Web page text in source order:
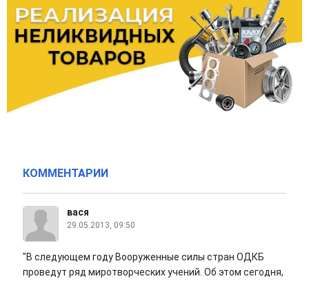
КОММЕНТАРИИ
вася
29.05.2013, 09:50
"В следующем году Вооруженные силы стран ОДКБ
проведут ряд миротворческих учений. Об этом сегодня,